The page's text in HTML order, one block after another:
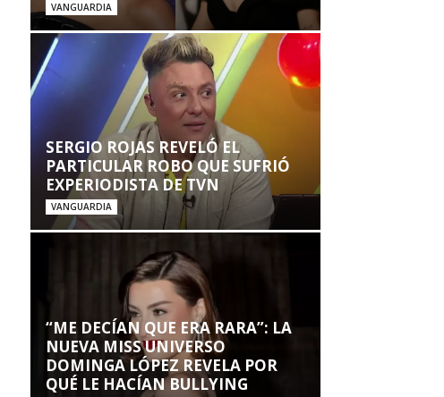
VANGUARDIA
SERGIO ROJAS REVELÓ EL
PARTICULAR ROBO QUE SUFRIÓ
EXPERIODISTA DE TVN
VANGUARDIA
“ME DECÍAN QUE ERA RARA”: LA
NUEVA MISS UNIVERSO
DOMINGA LÓPEZ REVELA POR
QUÉ LE HACÍAN BULLYING